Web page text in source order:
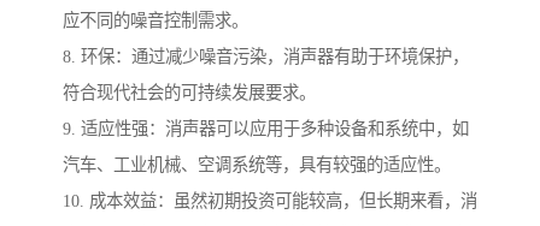
应不同的噪音控制需求。
8. 环保：通过减少噪音污染，消声器有助于环境保护，
符合现代社会的可持续发展要求。
9. 适应性强：消声器可以应用于多种设备和系统中，如
汽车、工业机械、空调系统等，具有较强的适应性。
10. 成本效益：虽然初期投资可能较高，但长期来看，消